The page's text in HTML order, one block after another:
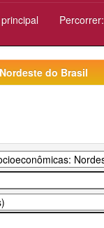
Percorrer:
do Brasil